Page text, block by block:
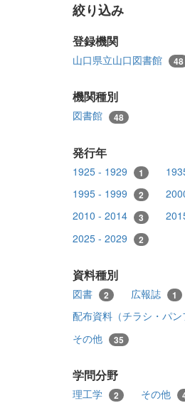
絞り込み
登録機関
山口県立山口図書館 48
機関種別
図書館 48
発行年
1925 - 1929 1
1995 - 1999 2
2010 - 2014 3
2025 - 2029 2
資料種別
図書 2 広報誌 1
配布資料（チラシ・パ
その他 35
学問分野
理工学 2 その他